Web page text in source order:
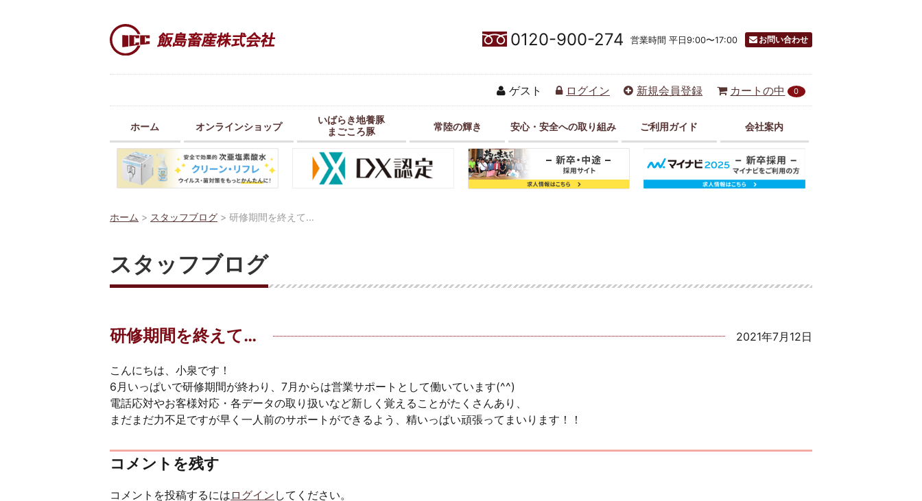
0120-900-274 営業時間 平日9:00〜17:00 お問い合わせ
ゲスト ログイン 新規会員登録 カートの中 0
ホーム オンラインショップ
いばらき地養豚
まごころ豚
常陸の輝き 安心・安全への取り組み ご利用ガイド 会社案内
ホーム > スタッフブログ > 研修期間を終えて…
スタッフブログ
研修期間を終えて… 2021年7月12日
こんにちは、小泉です！
6月いっぱいで研修期間が終わり、7月からは営業サポートとして働いています(^^)
電話応対やお客様対応・各データの取り扱いなど新しく覚えることがたくさんあり、
まだまだ力不足ですが早く一人前のサポートができるよう、精いっぱい頑張ってまいります！！
コメントを残す
コメントを投稿するには ログイン してください。